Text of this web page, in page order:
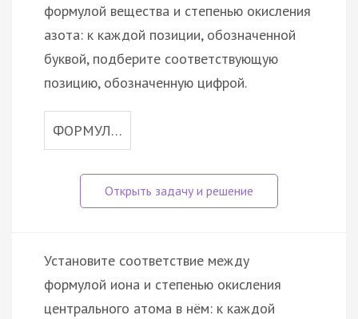
формулой вещества и степенью окисления
азота: к каждой позиции, обозначенной
буквой, подберите соответствующую
позицию, обозначенную цифрой.
ФОРМУЛ…
Установите соответствие между
формулой иона и степенью окисления
центрального атома в нём: к каждой